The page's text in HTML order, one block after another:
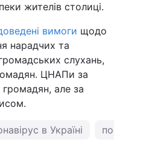
жителів столиці.
вимоги щодо
нарадчих та
слухань,
ЦНАПи за
але за
в Україні погода